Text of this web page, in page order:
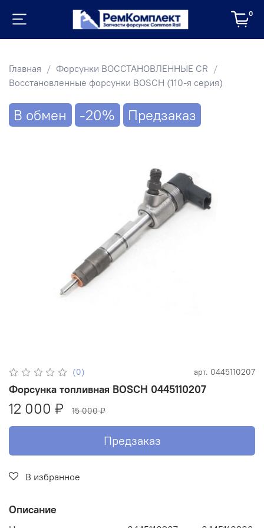
0
Главная
Форсунки ВОССТАНОВЛЕННЫЕ CR
Восстановленные форсунки BOSCH (110-я серия)
В обмен -20% Предзаказ
(0) арт. 0445110207
Форсунка топливная BOSCH 0445110207
12 000 ₽ 15 000 ₽
Предзаказ
В избранное
Описание